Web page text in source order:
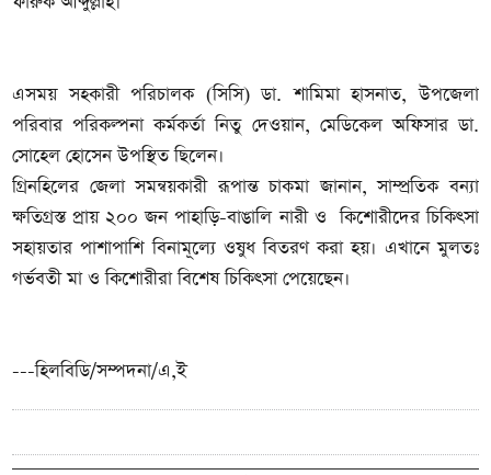
এসময় সহকারী পরিচালক (সিসি) ডা. শামিমা হাসনাত, উপজেলা
পরিবার পরিকল্পনা কর্মকর্তা নিতু দেওয়ান, মেডিকেল অফিসার ডা.
সোহেল হোসেন উপস্থিত ছিলেন।
গ্রিনহিলের জেলা সমন্বয়কারী রূপান্ত চাকমা জানান, সাম্প্রতিক বন্যা
ক্ষতিগ্রস্ত প্রায় ২০০ জন পাহাড়ি-বাঙালি নারী ও কিশোরীদের চিকিৎসা
সহায়তার পাশাপাশি বিনামূল্যে ওষুধ বিতরণ করা হয়। এখানে মুলতঃ
গর্ভবতী মা ও কিশোরীরা বিশেষ চিকিৎসা পেয়েছেন।
---হিলবিডি/সম্পদনা/এ,ই